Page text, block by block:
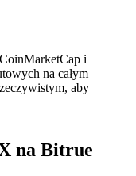
z kopiowania
i
na całym
aby
na Bitrue